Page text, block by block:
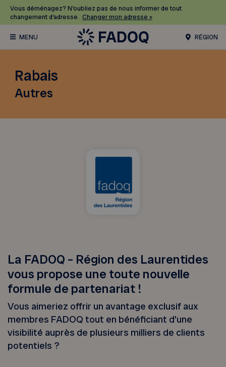
Vous déménagez? N’oubliez pas de nous informer de tout
changement d’adresse. Changer mon adresse »
RÉGION
Rabais
Autres
La FADOQ – Région des Laurentides
vous propose une toute nouvelle
formule de partenariat !
Vous aimeriez offrir un avantage exclusif aux
membres FADOQ tout en bénéficiant d’une
visibilité auprès de plusieurs milliers de clients
potentiels ?